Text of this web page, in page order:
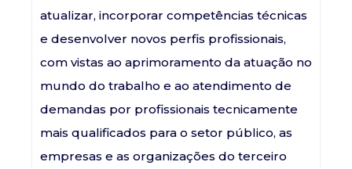
atualizar, incorporar competências técnicas
e desenvolver novos perfis profissionais,
com vistas ao aprimoramento da atuação no
mundo do trabalho e ao atendimento de
demandas por profissionais tecnicamente
mais qualificados para o setor público, as
empresas e as organizações do terceiro